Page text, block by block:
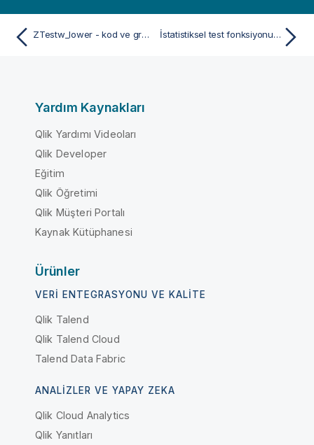
ZTestw_lower - kod ve grafik fonksiyonu İstatistiksel test fonksiyonu örnekleri
Yardım Kaynakları
Qlik Yardımı Videoları
Qlik Developer
Eğitim
Qlik Öğretimi
Qlik Müşteri Portalı
Kaynak Kütüphanesi
Ürünler
VERI ENTEGRASYONU VE KALITE
Qlik Talend
Qlik Talend Cloud
Talend Data Fabric
ANALIZLER VE YAPAY ZEKA
Qlik Cloud Analytics
Qlik Yanıtları